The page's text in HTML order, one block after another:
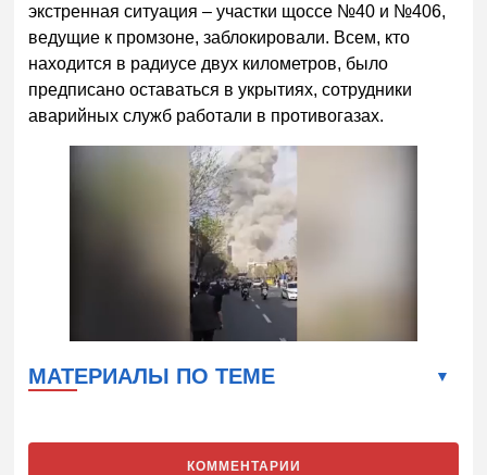
экстренная ситуация – участки щоссе №40 и №406,
ведущие к промзоне, заблокировали. Всем, кто
находится в радиусе двух километров, было
предписано оставаться в укрытиях, сотрудники
аварийных служб работали в противогазах.
МАТЕРИАЛЫ ПО ТЕМЕ
КОММЕНТАРИИ